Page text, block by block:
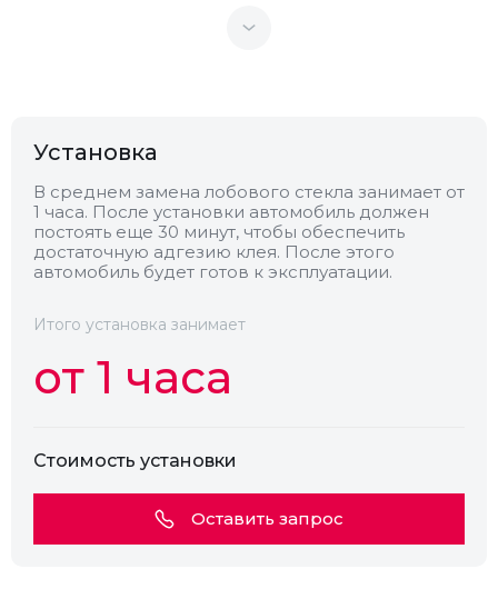
Обогрев
Установка
В среднем замена лобового стекла занимает от
1 часа. После установки автомобиль должен
постоять еще 30 минут, чтобы обеспечить
достаточную адгезию клея. После этого
автомобиль будет готов к эксплуатации.
Итого установка занимает
от 1 часа
Стоимость установки
Оставить запрос